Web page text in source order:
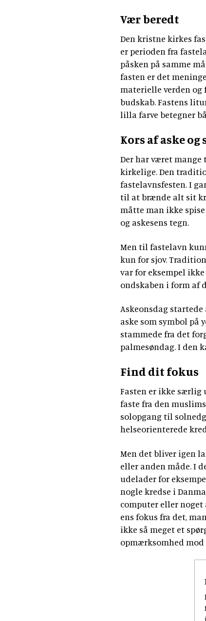
Vær beredt
Den kristne kirkes
er perioden fra
påsken på samme
fasten er det
materielle verden og
budskab. Fastens
lilla farve betegner
Kors af aske
Der har været
kirkelige. Den
fastelavnsfesten. I
til at brænde alt sit
måtte man ikke
og askesens tegn.
Men til fastelavn
kun for sjov.
var for eksempel
ondskaben i form af
Askeonsdag
aske som symbol på
stammede fra det
palmesøndag. I den
Find dit fokus
Fasten er ikke særlig
faste fra den
solopgang til
helseorienterede
Men det bliver igen
eller anden måde. I
udelader for
nogle kredse i
computer eller noget
ens fokus fra det,
ikke så meget et
opmærksomhed mod